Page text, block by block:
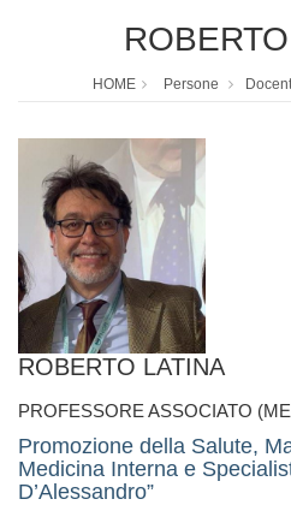
HOME Persone
ROBERTO LATINA
PROFESSORE ASSOCIATO
Promozione della Salute,
Medicina Interna e
D’Alessandro”